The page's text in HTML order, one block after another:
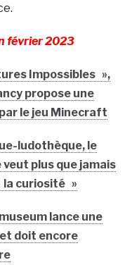
février 2023
Impossibles »,
propose une
le jeu Minecraft
ludothèque, le
veut plus que jamais
la curiosité »
lance une
doit encore